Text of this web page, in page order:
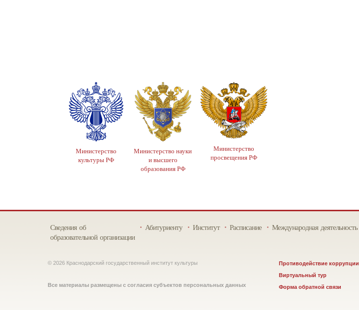
Министерство
культуры РФ
Министерство науки
и высшего
образования РФ
Министерство
просвещения РФ
Сведения об
образовательной организации
Абитуриенту Институт Расписание Международная деятельность
© 2026 Краснодарский государственный институт культуры
Все материалы размещены с согласия субъектов персональных данных
Противодействие коррупции
Виртуальный тур
Форма обратной связи